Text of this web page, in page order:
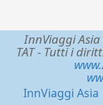
InnViaggi Asia
TAT - Tutti i
InnViaggi Asia